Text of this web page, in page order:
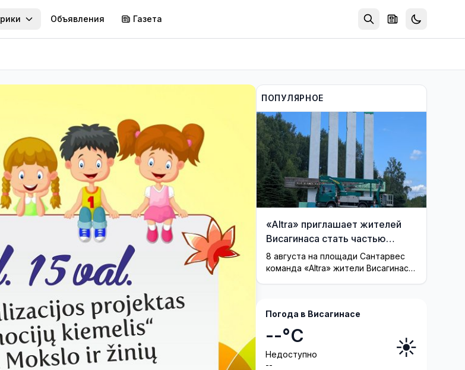
Объявления Газета
ПОПУЛЯРНОЕ
«Altra» приглашает жителей
Висагинаса стать частью
истории обновлённой стелы
8 августа на площади Сантарвес
команда «Altra» жители Висагинаса
Погода в Висагинасе
--°C
Недоступно
--
☀️